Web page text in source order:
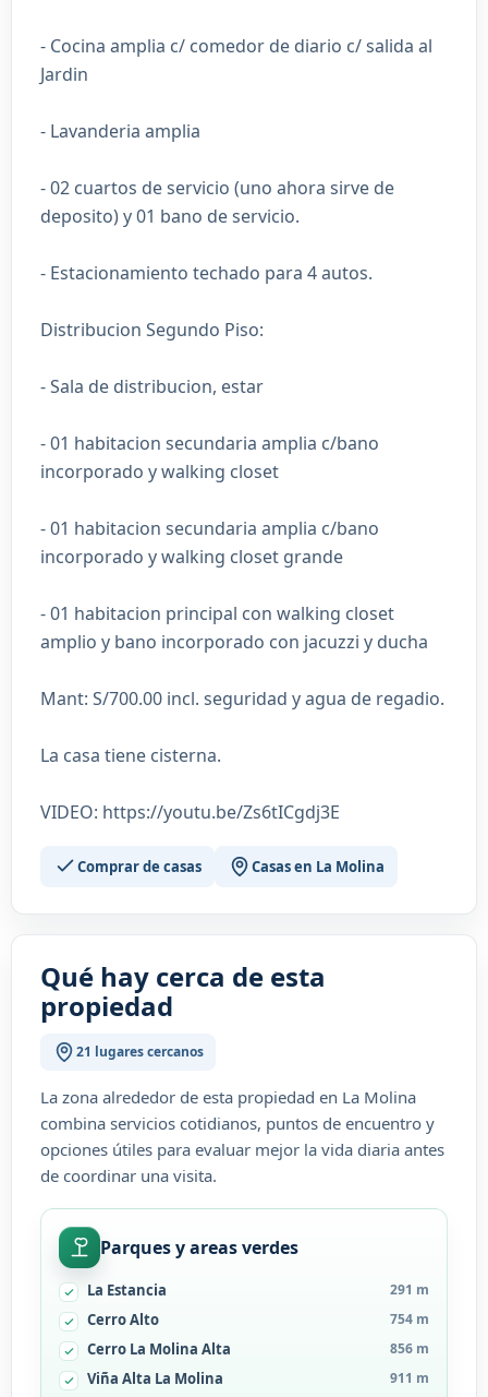
- Cocina amplia c/ comedor de diario c/ salida al
Jardin
- Lavanderia amplia
- 02 cuartos de servicio (uno ahora sirve de
deposito) y 01 bano de servicio.
- Estacionamiento techado para 4 autos.
Distribucion Segundo Piso:
- Sala de distribucion, estar
- 01 habitacion secundaria amplia c/bano
incorporado y walking closet
- 01 habitacion secundaria amplia c/bano
incorporado y walking closet grande
- 01 habitacion principal con walking closet
amplio y bano incorporado con jacuzzi y ducha
Mant: S/700.00 incl. seguridad y agua de regadio.
La casa tiene cisterna.
VIDEO: https://youtu.be/Zs6tICgdj3E
Comprar de casas Casas en La Molina
Qué hay cerca de esta
propiedad
21 lugares cercanos
La zona alrededor de esta propiedad en La Molina
combina servicios cotidianos, puntos de encuentro y
opciones útiles para evaluar mejor la vida diaria antes
de coordinar una visita.
Parques y areas verdes
La Estancia 291 m
Cerro Alto 754 m
Cerro La Molina Alta 856 m
Viña Alta La Molina 911 m